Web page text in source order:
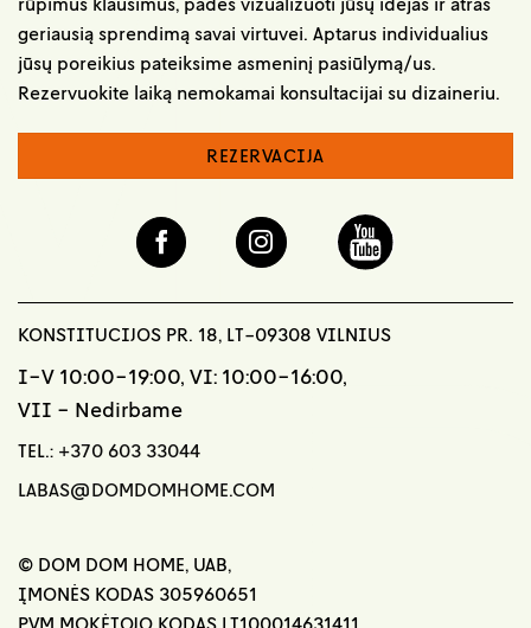
geriausią sprendimą savai virtuvei. Aptarus individualius
jūsų poreikius pateiksime asmeninį pasiūlymą/us.
Rezervuokite laiką nemokamai konsultacijai su dizaineriu.
REZERVACIJA
KONSTITUCIJOS PR. 18, LT-09308 VILNIUS
I-V 10:00-19:00, VI: 10:00-16:00,
VII - Nedirbame
TEL.: +370 603 33044
LABAS@DOMDOMHOME.COM
© DOM DOM HOME, UAB,
ĮMONĖS KODAS 305960651
PVM MOKĖTOJO KODAS LT100014631411